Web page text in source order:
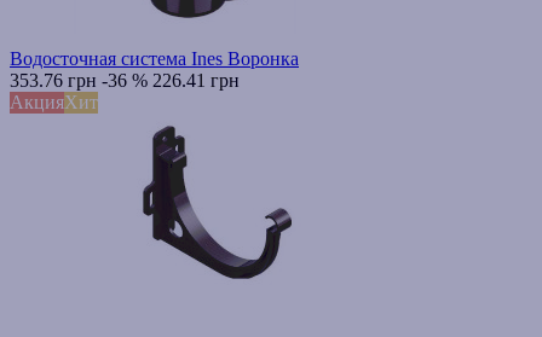
Водосточная система Ines Воронка
353.76 грн -36 % 226.41 грн
АкцияХит